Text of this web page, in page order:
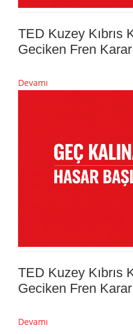
TED Kuzey Kıbrıs
Geciken Fren
Devamı
TED Kuzey Kıbrıs
Geciken Fren
Devamı